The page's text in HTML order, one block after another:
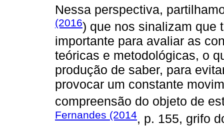
Nessa perspectiva,
(2016) que nos sinalizam que
importante para avaliar as
teóricas e metodológicas, o
produção de saber, para
provocar um constante
compreensão do objeto de
Fernandes (2014, p. 155, grifo